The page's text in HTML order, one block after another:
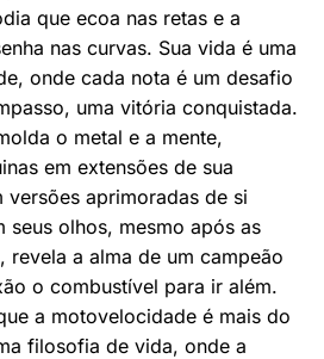
que ecoa nas retas e a
nas curvas. Sua vida é uma
onde cada nota é um desafio
uma vitória conquistada.
o metal e a mente,
em extensões de sua
aprimoradas de si
seus olhos, mesmo após as
revela a alma de um campeão
o combustível para ir além.
a motovelocidade é mais do
filosofia de vida, onde a